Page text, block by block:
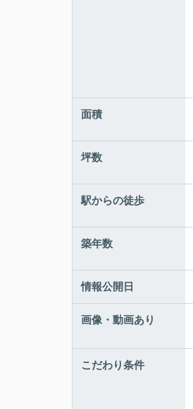
面積
坪数
駅からの徒歩
築年数
情報公開日
画像・動画あり
こだわり条件